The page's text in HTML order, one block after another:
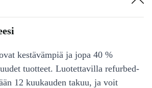
kestävämpiä ja jopa 40 %
tuotteet. Luotettavilla refurbed-
12 kuukauden takuu, ja voit